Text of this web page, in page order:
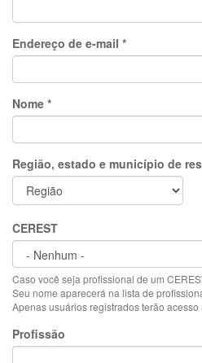
Endereço de e-mail *
Nome *
Região, estado e município de
CEREST
Caso você seja profissional de um
Seu nome aparecerá na lista de
Apenas usuários registrados terão acesso
Profissão